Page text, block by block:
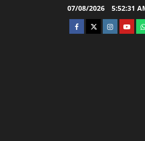
07/08/2026 5:52:32
facebooktwitter